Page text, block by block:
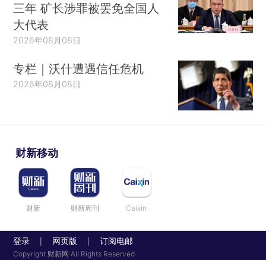
三年 矿长涉罪被罢免全国人
大代表
2026年08月08日
专栏｜沃什遭遇信任危机
2026年08月08日
财新移动
财新 财新周刊 Caixin
登录 网页版 订阅电邮
Copyright 财新网 All Rights Reserved